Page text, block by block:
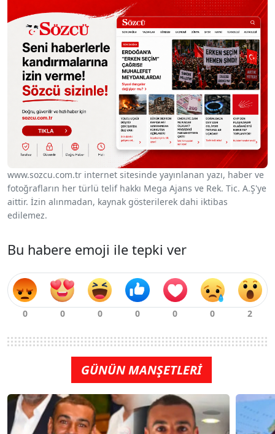
www.sozcu.com.tr internet sitesinde yayınlanan yazı, haber ve
fotoğrafların her türlü telif hakkı Mega Ajans ve Rek. Tic. A.Ş'ye
aittir. İzin alınmadan, kaynak gösterilerek dahi iktibas
edilemez.
Bu habere emoji ile tepki ver
GÜNÜN MANŞETLERİ